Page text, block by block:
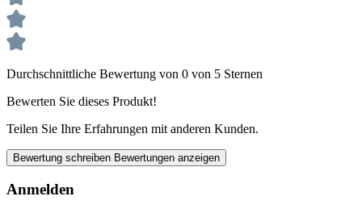
Durchschnittliche Bewertung von 0 von 5 Sternen
Bewerten Sie dieses Produkt!
Teilen Sie Ihre Erfahrungen mit anderen Kunden.
Bewertung schreiben Bewertungen anzeigen
Anmelden